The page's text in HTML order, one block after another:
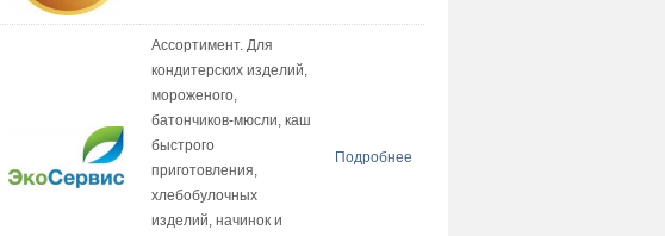
Ассортимент. Для
кондитерских изделий,
мороженого,
батончиков-мюсли, каш
быстрого
приготовления,
хлебобулочных
изделий, начинок и
Подробнее